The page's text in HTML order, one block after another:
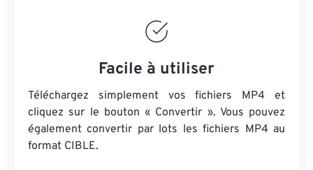
Facile à utiliser
Téléchargez simplement vos fichiers MP4 et
cliquez sur le bouton « Convertir ». Vous pouvez
également convertir par lots les fichiers MP4au
format CIBLE.